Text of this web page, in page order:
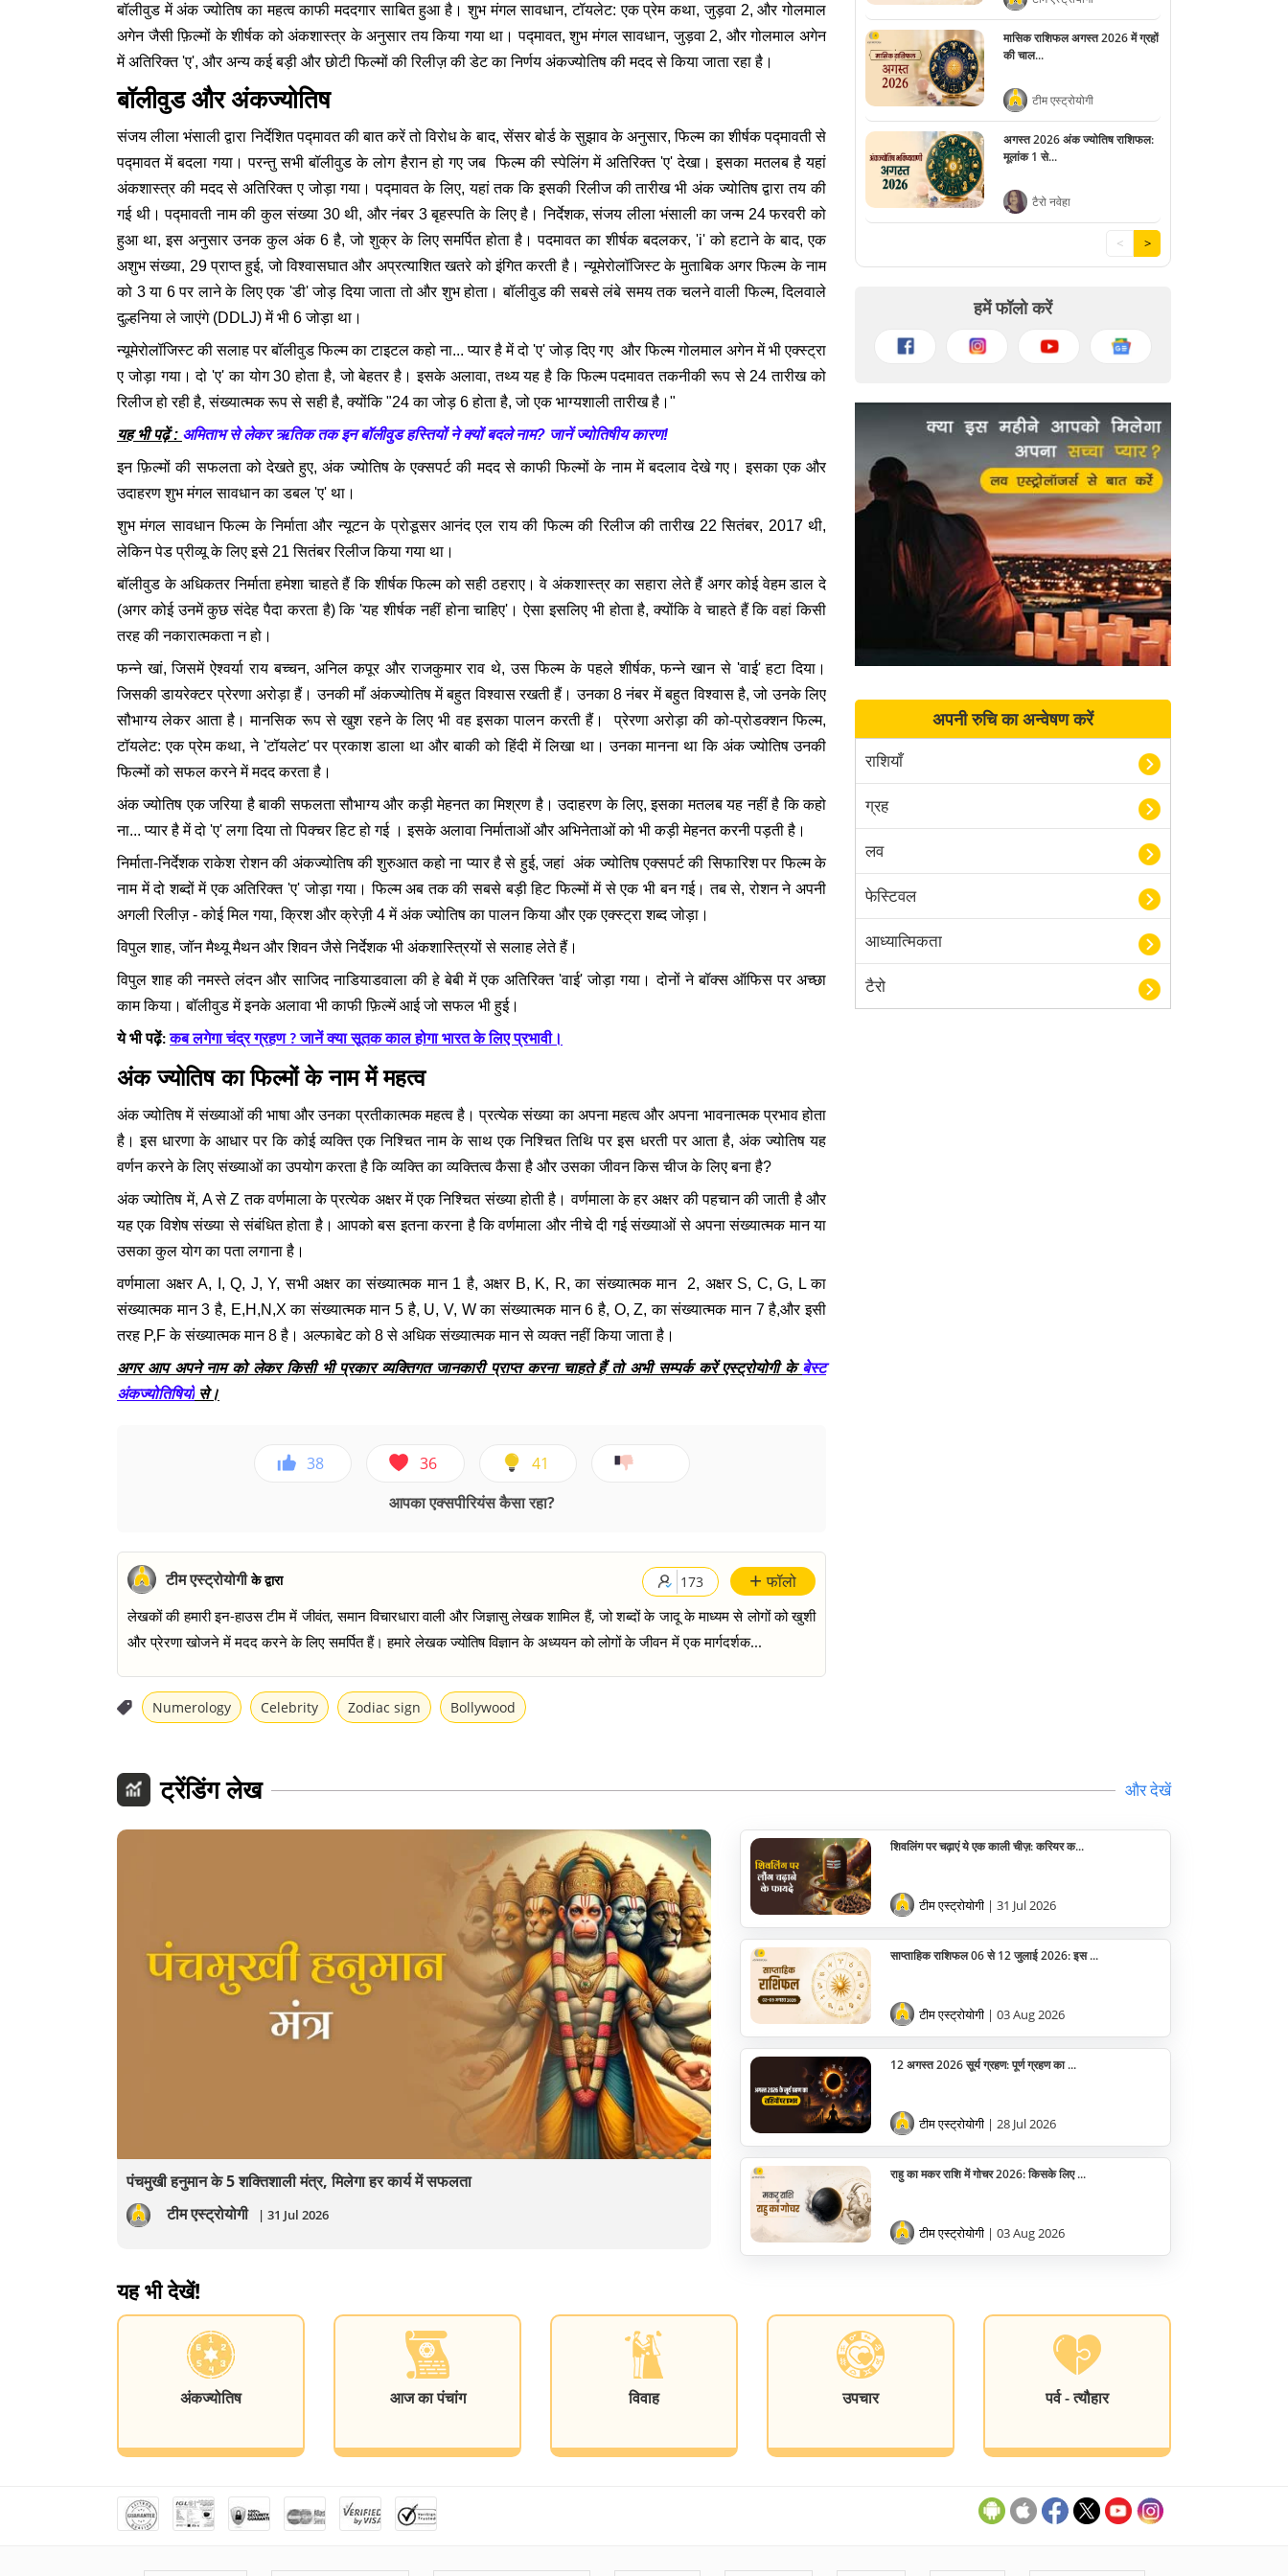
बॉलीवुड में अंक ज्योतिष का महत्व काफी मददगार साबित हुआ है। शुभ मंगल सावधान, टॉयलेट: एक प्रेम कथा, जुड़वा 2, और गोलमाल
अगेन जैसी फ़िल्मों के शीर्षक को अंकशास्त्र के अनुसार तय किया गया था। पद्मावत, शुभ मंगल सावधान, जुड़वा 2, और गोलमाल अगेन
में अतिरिक्त 'ए', और अन्य कई बड़ी और छोटी फिल्मों की रिलीज़ की डेट का निर्णय अंकज्योतिष की मदद से किया जाता रहा है।
बॉलीवुड और अंकज्योतिष
संजय लीला भंसाली द्वारा निर्देशित पद्मावत की बात करें तो विरोध के बाद, सेंसर बोर्ड के सुझाव के अनुसार, फिल्म का शीर्षक पद्मावती से
पद्मावत में बदला गया। परन्तु सभी बॉलीवुड के लोग हैरान हो गए जब फिल्म की स्पेलिंग में अतिरिक्त 'ए' देखा। इसका मतलब है यहां
अंकशास्त्र की मदद से अतिरिक्त ए जोड़ा गया। पद्मावत के लिए, यहां तक ​​कि इसकी रिलीज की तारीख भी अंक ज्योतिष द्वारा तय की
गई थी। पद्मावती नाम की कुल संख्या 30 थी, और नंबर 3 बृहस्पति के लिए है। निर्देशक, संजय लीला भंसाली का जन्म 24 फरवरी को
हुआ था, इस अनुसार उनक कुल अंक 6 है, जो शुक्र के लिए समर्पित होता है। पदमावत का शीर्षक बदलकर, 'i' को हटाने के बाद, एक
अशुभ संख्या, 29 प्राप्त हुई, जो विश्वासघात और अप्रत्याशित खतरे को इंगित करती है। न्यूमेरोलॉजिस्ट के मुताबिक अगर फिल्म के नाम
को 3 या 6 पर लाने के लिए एक 'डी' जोड़ दिया जाता तो और शुभ होता। बॉलीवुड की सबसे लंबे समय तक चलने वाली फिल्म, दिलवाले
दुल्हनिया ले जाएंगे (DDLJ) में भी 6 जोड़ा था।
न्यूमेरोलॉजिस्ट की सलाह पर बॉलीवुड फिल्म का टाइटल कहो ना... प्यार है में दो 'ए' जोड़ दिए गए और फिल्म गोलमाल अगेन में भी एक्स्ट्रा
ए जोड़ा गया। दो 'ए' का योग 30 होता है, जो बेहतर है। इसके अलावा, तथ्य यह है कि फिल्म पदमावत तकनीकी रूप से 24 तारीख को
रिलीज हो रही है, संख्यात्मक रूप से सही है, क्योंकि "24 का जोड़ 6 होता है, जो एक भाग्यशाली तारीख है।"
यह भी पढ़ें : अमिताभ से लेकर ऋतिक तक इन बॉलीवुड हस्तियों ने क्यों बदले नाम? जानें ज्योतिषीय कारण!
इन फ़िल्मों की सफलता को देखते हुए, अंक ज्योतिष के एक्सपर्ट की मदद से काफी फिल्मों के नाम में बदलाव देखे गए। इसका एक और
उदाहरण शुभ मंगल सावधान का डबल 'ए' था।
शुभ मंगल सावधान फिल्म के निर्माता और न्यूटन के प्रोडूसर आनंद एल राय की फिल्म की रिलीज की तारीख 22 सितंबर, 2017 थी,
लेकिन पेड प्रीव्यू के लिए इसे 21 सितंबर रिलीज किया गया था।
बॉलीवुड के अधिकतर निर्माता हमेशा चाहते हैं कि शीर्षक फिल्म को सही ठहराए। वे अंकशास्त्र का सहारा लेते हैं अगर कोई वेहम डाल दे
(अगर कोई उनमें कुछ संदेह पैदा करता है) कि 'यह शीर्षक नहीं होना चाहिए'। ऐसा इसलिए भी होता है, क्योंकि वे चाहते हैं कि वहां किसी
तरह की नकारात्मकता न हो।
फन्ने खां, जिसमें ऐश्वर्या राय बच्चन, अनिल कपूर और राजकुमार राव थे, उस फिल्म के पहले शीर्षक, फन्ने खान से 'वाई' हटा दिया।
जिसकी डायरेक्टर प्रेरणा अरोड़ा हैं। उनकी माँ अंकज्योतिष में बहुत विश्वास रखती हैं। उनका 8 नंबर में बहुत विश्वास है, जो उनके लिए
सौभाग्य लेकर आता है। मानसिक रूप से खुश रहने के लिए भी वह इसका पालन करती हैं। प्रेरणा अरोड़ा की को-प्रोडक्शन फिल्म,
टॉयलेट: एक प्रेम कथा, ने 'टॉयलेट' पर प्रकाश डाला था और बाकी को हिंदी में लिखा था। उनका मानना था कि अंक ज्योतिष उनकी
फिल्मों को सफल करने में मदद करता है।
अंक ज्योतिष एक जरिया है बाकी सफलता सौभाग्य और कड़ी मेहनत का मिश्रण है। उदाहरण के लिए, इसका मतलब यह नहीं है कि कहो
ना... प्यार है में दो 'ए' लगा दिया तो पिक्चर हिट हो गई । इसके अलावा निर्माताओं और अभिनेताओं को भी कड़ी मेहनत करनी पड़ती है।
निर्माता-निर्देशक राकेश रोशन की अंकज्योतिष की शुरुआत कहो ना प्यार है से हुई, जहां अंक ज्योतिष एक्सपर्ट की सिफारिश पर फिल्म के
नाम में दो शब्दों में एक अतिरिक्त 'ए' जोड़ा गया। फिल्म अब तक की सबसे बड़ी हिट फिल्मों में से एक भी बन गई। तब से, रोशन ने अपनी
अगली रिलीज़ - कोई मिल गया, क्रिश और क्रेज़ी 4 में अंक ज्योतिष का पालन किया और एक एक्स्ट्रा शब्द जोड़ा।
विपुल शाह, जॉन मैथ्यू मैथन और शिवन जैसे निर्देशक भी अंकशास्त्रियों से सलाह लेते हैं।
विपुल शाह की नमस्ते लंदन और साजिद नाडियाडवाला की हे बेबी में एक अतिरिक्त 'वाई' जोड़ा गया। दोनों ने बॉक्स ऑफिस पर अच्छा
काम किया। बॉलीवुड में इनके अलावा भी काफी फ़िल्में आई जो सफल भी हुई।
ये भी पढ़ें:कब लगेगा चंद्र ग्रहण ? जानें क्या सूतक काल होगा भारत के लिए प्रभावी।
अंक ज्योतिष का फिल्मों के नाम में महत्व
अंक ज्योतिष में संख्याओं की भाषा और उनका प्रतीकात्मक महत्व है। प्रत्येक संख्या का अपना महत्व और अपना भावनात्मक प्रभाव होता
है। इस धारणा के आधार पर कि कोई व्यक्ति एक निश्चित नाम के साथ एक निश्चित तिथि पर इस धरती पर आता है, अंक ज्योतिष यह
वर्णन करने के लिए संख्याओं का उपयोग करता है कि व्यक्ति का व्यक्तित्व कैसा है और उसका जीवन किस चीज के लिए बना है?
अंक ज्योतिष में, A से Z तक वर्णमाला के प्रत्येक अक्षर में एक निश्चित संख्या होती है। वर्णमाला के हर अक्षर की पहचान की जाती है और
यह एक विशेष संख्या से संबंधित होता है। आपको बस इतना करना है कि वर्णमाला और नीचे दी गई संख्याओं से अपना संख्यात्मक मान या
उसका कुल योग का पता लगाना है।
वर्णमाला अक्षर A, I, Q, J, Y, सभी अक्षर का संख्यात्मक मान 1 है, अक्षर B, K, R, का संख्यात्मक मान 2, अक्षर S, C, G, L का
संख्यात्मक मान 3 है, E,H,N,X का संख्यात्मक मान 5 है, U, V, W का संख्यात्मक मान 6 है, O, Z, का संख्यात्मक मान 7 है,और इसी
तरह P,F के संख्यात्मक मान 8 है। अल्फाबेट को 8 से अधिक संख्यात्मक मान से व्यक्त नहीं किया जाता है।
अगर आप अपने नाम को लेकर किसी भी प्रकार व्यक्तिगत जानकारी प्राप्त करना चाहते हैं तो अभी सम्पर्क करें एस्ट्रोयोगी केबेस्ट
अंकज्योतिषियों से।
38 36
41
आपका एक्सपीरियंस कैसा रहा?
+ फॉलो
173
टीम एस्ट्रोयोगीके द्वारा
लेखकों की हमारी इन-हाउस टीम में जीवंत, समान विचारधारा वाली और जिज्ञासु लेखक शामिल हैं, जो शब्दों के जादू के माध्यम से लोगों को खुशी
और प्रेरणा खोजने में मदद करने के लिए समर्पित हैं। हमारे लेखक ज्योतिष विज्ञान के अध्ययन को लोगों के जीवन में एक मार्गदर्शक...
Numerology Celebrity Zodiac sign Bollywood
मासिक राशिफल अगस्त 2026 में ग्रहों
की चाल...
टीम एस्ट्रोयोगी
अगस्त 2026 अंक ज्योतिष राशिफल:
मूलांक 1 से...
टैरो नवेहा
< >
हमें फॉलो करें
अपनी रुचि का अन्वेषण करें
राशियाँ
ग्रह
लव
फेस्टिवल
आध्यात्मिकता
टैरो
ट्रेंडिंग लेख और देखें
पंचमुखी हनुमान के 5 शक्तिशाली मंत्र, मिलेगा हर कार्य में सफलता
टीम एस्ट्रोयोगी
| 31 Jul 2026
शिवलिंग पर चढ़ाएं ये एक काली चीज़: करियर क...
टीम एस्ट्रोयोगी | 31 Jul 2026
साप्ताहिक राशिफल 06 से 12 जुलाई 2026: इस ...
टीम एस्ट्रोयोगी | 03 Aug 2026
12 अगस्त 2026 सूर्य ग्रहण: पूर्ण ग्रहण का ...
टीम एस्ट्रोयोगी | 28 Jul 2026
राहु का मकर राशि में गोचर 2026: किसके लिए ...
टीम एस्ट्रोयोगी | 03 Aug 2026
यह भी देखें!
अंकज्योतिष आज का पंचांग विवाह उपचार पर्व - त्यौहार